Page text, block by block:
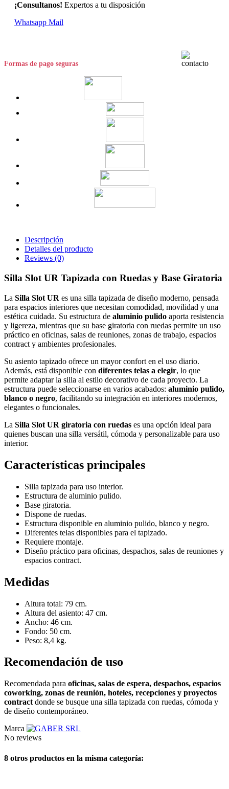
¡Consultanos! Expertos a tu disposición
Whatsapp Mail
Formas de pago seguras
Descripción
Detalles del producto
Reviews (0)
Silla Slot UR Tapizada con Ruedas y Base Giratoria
La Silla Slot UR es una silla tapizada de diseño moderno, pensada
para espacios interiores que necesitan comodidad, movilidad y una
estética cuidada. Su estructura de aluminio pulido aporta resistencia
y ligereza, mientras que su base giratoria con ruedas permite un uso
práctico en oficinas, salas de reuniones, zonas de trabajo, espacios
contract y ambientes profesionales.
Su asiento tapizado ofrece un mayor confort en el uso diario.
Además, está disponible con diferentes telas a elegir, lo que
permite adaptar la silla al estilo decorativo de cada proyecto. La
estructura puede seleccionarse en varios acabados: aluminio pulido,
blanco o negro, facilitando su integración en interiores modernos,
elegantes o funcionales.
La Silla Slot UR giratoria con ruedas es una opción ideal para
quienes buscan una silla versátil, cómoda y personalizable para uso
interior.
Características principales
Silla tapizada para uso interior.
Estructura de aluminio pulido.
Base giratoria.
Dispone de ruedas.
Estructura disponible en aluminio pulido, blanco y negro.
Diferentes telas disponibles para el tapizado.
Requiere montaje.
Diseño práctico para oficinas, despachos, salas de reuniones y
espacios contract.
Medidas
Altura total: 79 cm.
Altura del asiento: 47 cm.
Ancho: 46 cm.
Fondo: 50 cm.
Peso: 8,4 kg.
Recomendación de uso
Recomendada para oficinas, salas de espera, despachos, espacios
coworking, zonas de reunión, hoteles, recepciones y proyectos
contract donde se busque una silla tapizada con ruedas, cómoda y
de diseño contemporáneo.
Marca
No reviews
8 otros productos en la misma categoría: